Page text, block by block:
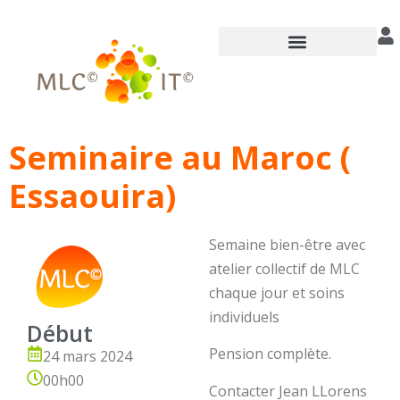
Seminaire au Maroc (
Essaouira)
Début
24 mars 2024
00h00
Semaine bien-être avec
atelier collectif de MLC
chaque jour et soins
individuels
Pension complète.
Contacter Jean LLorens